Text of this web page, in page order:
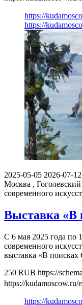
https://
https://
2025-05-05 2026-07-12
Москва , Гоголевский
современного
Выставка «В
С 6 мая 2025 года по
современного
выставка «В
250 RUB https://
https://kudamoscow.ru/
https://